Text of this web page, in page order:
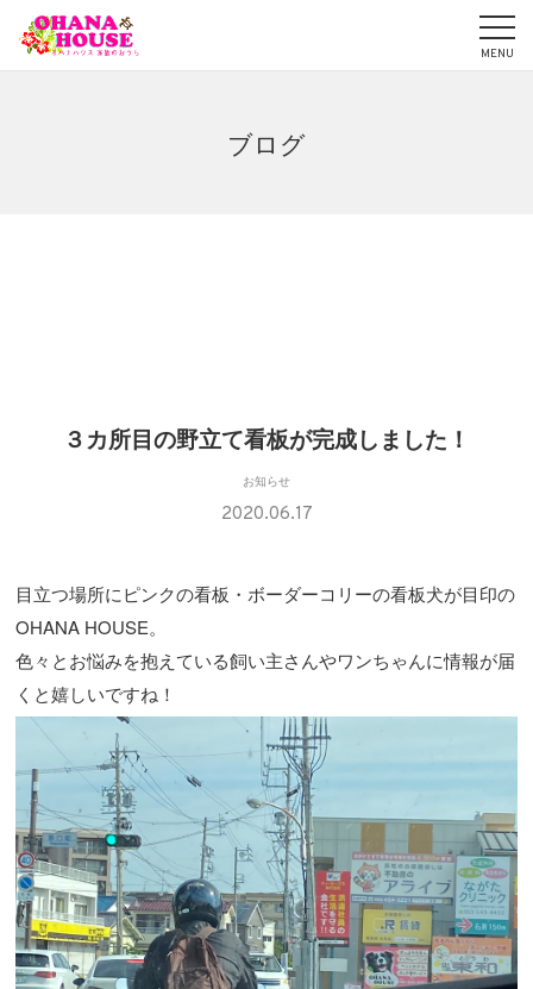
ブログ
３カ所目の野立て看板が完成しました！
お知らせ
2020.06.17
目立つ場所にピンクの看板・ボーダーコリーの看板犬が目印の
OHANA HOUSE。
色々とお悩みを抱えている飼い主さんやワンちゃんに情報が届
くと嬉しいですね！